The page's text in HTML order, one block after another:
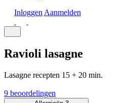
Inloggen Aanmelden
Ravioli lasagne
Lasagne recepten 15 + 20 min.
9 beoordelingen